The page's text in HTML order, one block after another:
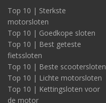
Top 10 | Sterkste
motorsloten
Top 10 | Goedkope sloten
Top 10 | Best geteste
fietssloten
Top 10 | Beste scootersloten
Top 10 | Lichte motorsloten
Top 10 | Kettingsloten voor
de motor